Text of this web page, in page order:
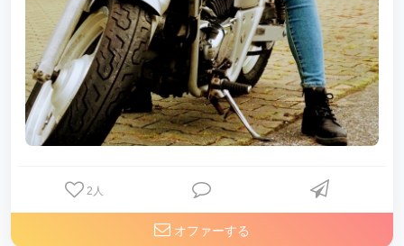
2 人
オファーする